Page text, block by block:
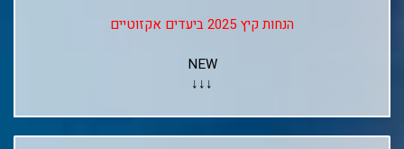
הנחות קיץ 2025 ביעדים אקזוטיים
NEW
↓↓↓
Club Med Les Arcs Panorama